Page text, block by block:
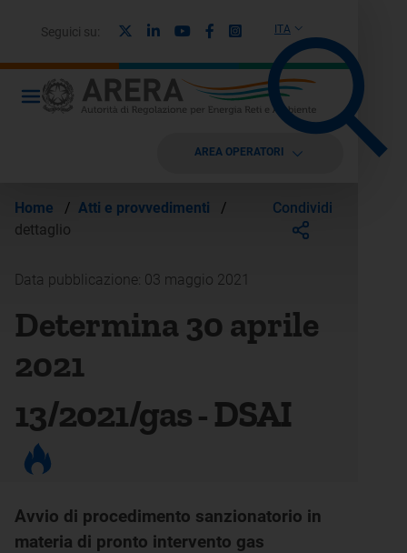
ITA
Seguici su: LinkedinYoutubeFacebook
Instagram
AREA OPERATORI
Home / Atti e provvedimenti
/
dettaglio
Condividi
Data pubblicazione: 03 maggio 2021
Determina 30 aprile
2021
13/2021/gas - DSAI
Avvio di procedimento sanzionatorio in
materia di pronto intervento gas